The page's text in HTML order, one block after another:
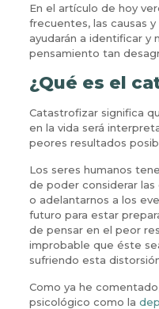
En el artículo de hoy
frecuentes, las causas
ayudarán a identificar y
pensamiento tan
¿Qué es el
Catastrofizar significa
en la vida será
peores resultados
Los seres humanos
de poder considerar
o adelantarnos a los
futuro para estar
de pensar en el peor
improbable que éste
sufriendo esta
Como ya he
psicológico como la